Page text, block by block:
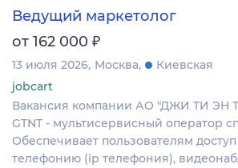
Ведущий маркетолог
от 162 000 ₽
13 июля 2026 Москва
Киевская
jobcart
Вакансия компании АО "ДЖИ ТИ ЭН
GTNT - мультисервисный оператор
Обеспечивает пользователям
телефонию (ip телефония),